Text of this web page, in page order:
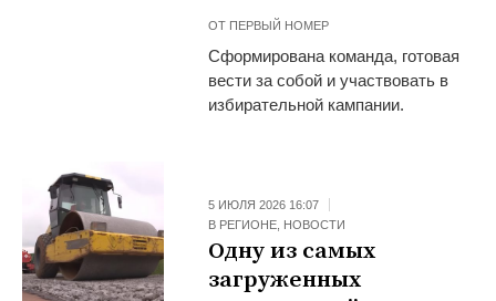
ОТ ПЕРВЫЙ НОМЕР
Сформирована команда, готовая
вести за собой и участвовать в
избирательной кампании.
5 ИЮЛЯ 2026 16:07
В РЕГИОНЕ, НОВОСТИ
Одну из самых
загруженных